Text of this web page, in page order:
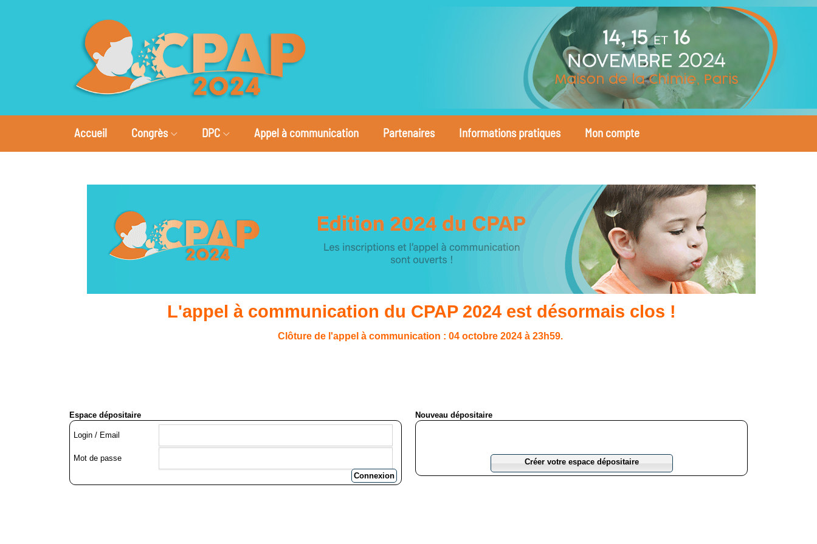
Accueil Congrès DPC Appel à communication Partenaires Informations pratiques Mon compte
L'appel à communication du CPAP 2024 est désormais clos !
Clôture de l'appel à communication : 04 octobre 2024 à 23h59.
Espace dépositaire
Login / Email
Mot de passe
Connexion
Nouveau dépositaire
Créer votre espace dépositaire